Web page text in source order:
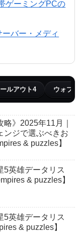
ゲーミングPCの
バー・メディ
ルアウト4 ウォブリ
略》2025年11月｜
ンジで選ぶべきお
& puzzles】
5英雄データリス
& puzzles】
5英雄データリス
& puzzles】